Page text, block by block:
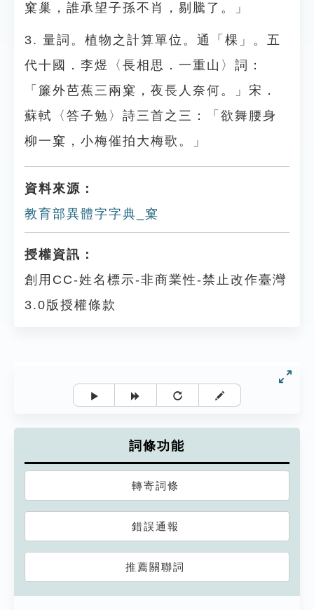
窠巢，誰承望子孫不肖，剔騰了。」
3. 量詞。植物之計算單位。通「棵」。五
代十國．李煜〈長相思．一重山〉詞：
「簾外芭蕉三兩窠，夜長人奈何。」宋．
蘇軾〈答子勉〉詩三首之三：「欲舞腰身
柳一窠，小梅催拍大梅歌。」
資料來源：
教育部異體字字典_窠
授權資訊：
創用CC-姓名標示-非商業性-禁止改作臺灣
3.0版授權條款
詞條功能
轉寄詞條
錯誤通報
推薦關聯詞